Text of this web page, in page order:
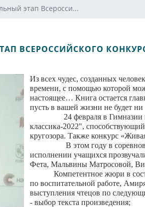
этап Всеросси...
ВСЕРОССИЙСКОГО
Из всех чудес, созданных
времени, с помощью которой
настоящее… Книга остается
пусть в вашей жизни не будет
24 февраля в Гимназии
классика-2022",
кругозора. Также конкурс
В этом году в
исполнении учащихся
Фета, Мальвины Матросовой,
Компетентное жюри в
по воспитательной работе,
выступления чтецов по
- выбор текста произведения;